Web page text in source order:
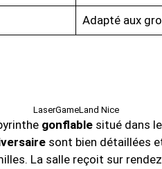
Adapté aux
LaserGameLand Nice
gonflable situé dans
sont bien détaillées
La salle reçoit sur